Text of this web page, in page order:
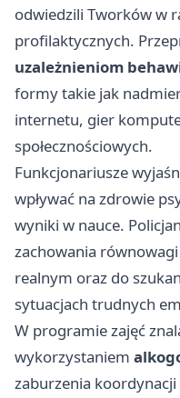
odwiedzili Tworków w
profilaktycznych.
uzależnieniom
formy takie jak
internetu, gier
społecznościowych.
Funkcjonariusze
wpływać na zdrowie
wyniki w nauce.
zachowania
realnym oraz do
sytuacjach trudnych
W programie zajęć
wykorzystaniem
zaburzenia